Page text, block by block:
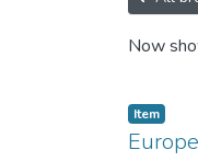
Now
Item